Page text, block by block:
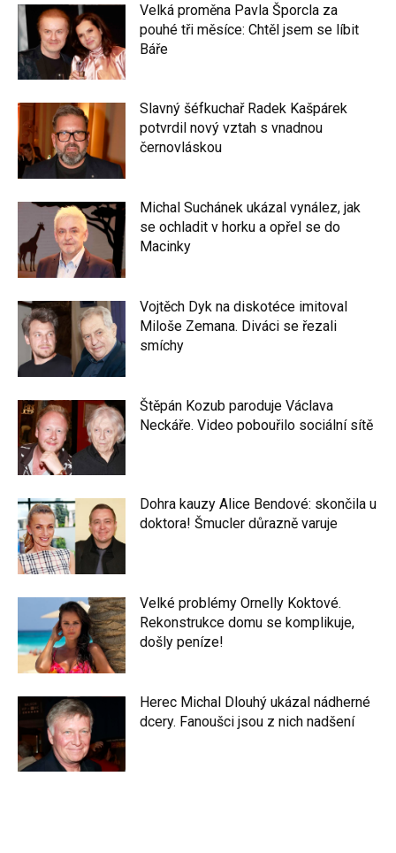
Velká proměna Pavla Šporcla za
pouhé tři měsíce: Chtěl jsem se líbit
Báře
Slavný šéfkuchař Radek Kašpárek
potvrdil nový vztah s vnadnou
černovláskou
Michal Suchánek ukázal vynález, jak
se ochladit v horku a opřel se do
Macinky
Vojtěch Dyk na diskotéce imitoval
Miloše Zemana. Diváci se řezali
smíchy
Štěpán Kozub paroduje Václava
Neckáře. Video pobouřilo sociální sítě
Dohra kauzy Alice Bendové: skončila u
doktora! Šmucler důrazně varuje
Velké problémy Ornelly Koktové.
Rekonstrukce domu se komplikuje,
došly peníze!
Herec Michal Dlouhý ukázal nádherné
dcery. Fanoušci jsou z nich nadšení